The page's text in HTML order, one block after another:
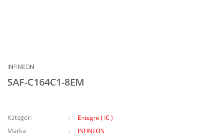
INFINEON
SAF-C164C1-8EM
Kategori Entegre ( IC )
Marka INFINEON